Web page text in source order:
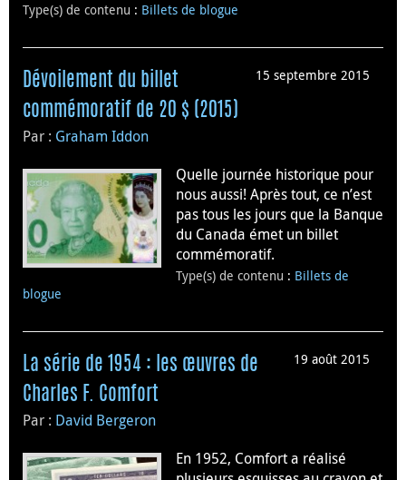
Type(s) de contenu : Billets de blogue
15 septembre 2015
Dévoilement du billet
commémoratif de 20 $ (2015)
Par : Graham Iddon
Quelle journée historique pour
nous aussi! Après tout, ce n’est
pas tous les jours que la Banque
du Canada émet un billet
commémoratif.
Type(s) de contenu : Billets de
blogue
19 août 2015
La série de 1954 : les œuvres de
Charles F. Comfort
Par : David Bergeron
En 1952, Comfort a réalisé